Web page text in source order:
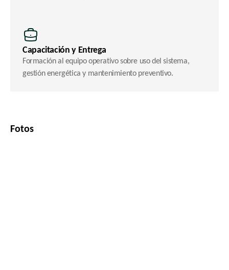
Capacitación y Entrega
Formación al equipo operativo sobre uso del sistema,
gestión energética y mantenimiento preventivo.
Fotos